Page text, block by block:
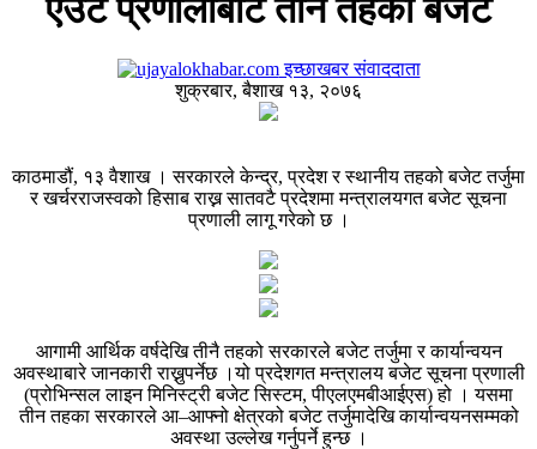
एउटै प्रणालीबाट तीनै तहको बजेट
इच्छाखबर संवाददाता
शुक्रबार, बैशाख १३, २०७६
काठमाडौं, १३ वैशाख । सरकारले केन्द्र, प्रदेश र स्थानीय तहको बजेट तर्जुमा
र खर्चरराजस्वको हिसाब राख्न सातवटै प्रदेशमा मन्त्रालयगत बजेट सूचना
प्रणाली लागू गरेको छ ।
आगामी आर्थिक वर्षदेखि तीनै तहको सरकारले बजेट तर्जुमा र कार्यान्वयन
अवस्थाबारे जानकारी राख्नुपर्नेछ ।यो प्रदेशगत मन्त्रालय बजेट सूचना प्रणाली
(प्रोभिन्सल लाइन मिनिस्ट्री बजेट सिस्टम, पीएलएमबीआईएस) हो । यसमा
तीन तहका सरकारले आ–आफ्नो क्षेत्रको बजेट तर्जुमादेखि कार्यान्वयनसम्मको
अवस्था उल्लेख गर्नुपर्ने हुन्छ ।